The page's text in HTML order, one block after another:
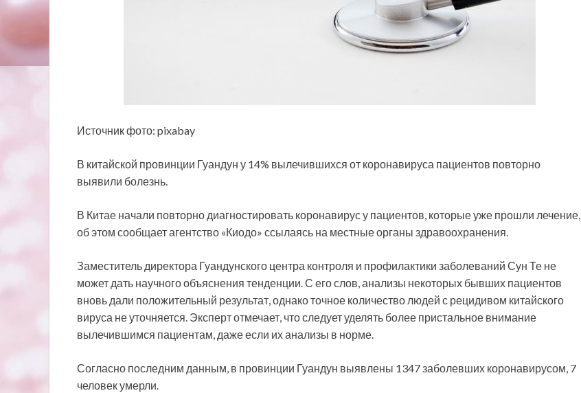
Источник фото: pixabay
В китайской провинции Гуандун у 14% вылечившихся от коронавируса пациентов повторно
выявили болезнь.
В Китае начали повторно диагностировать коронавирус у пациентов, которые уже прошли лечение,
об этом сообщает агентство «Киодо» ссылаясь на местные органы здравоохранения.
Заместитель директора Гуандунского центра контроля и профилактики заболеваний Сун Те не
может дать научного объяснения тенденции. С его слов, анализы некоторых бывших пациентов
вновь дали положительный результат, однако точное количество людей с рецидивом китайского
вируса не уточняется. Эксперт отмечает, что следует уделять более пристальное внимание
вылечившимся пациентам, даже если их анализы в норме.
Согласно последним данным, в провинции Гуандун выявлены 1347 заболевших коронавирусом, 7
человек умерли.